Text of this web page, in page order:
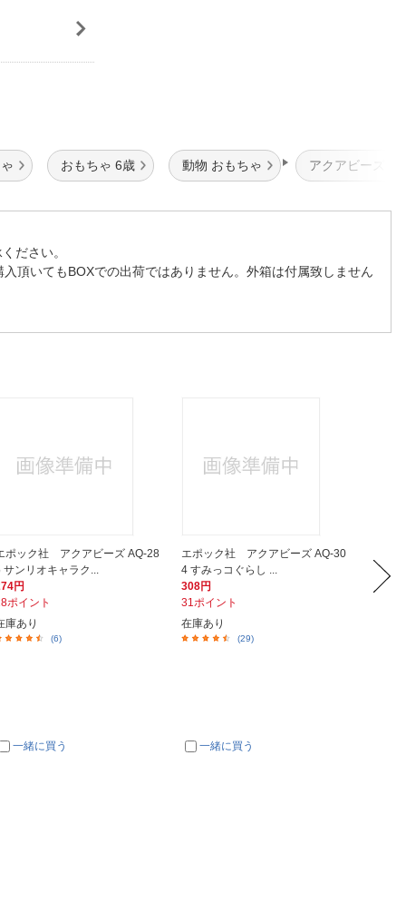
おもちゃ 6歳 動物 おもちゃ アクアビーズ エ
ださい。
頂いてもBOXでの出荷ではありません。外箱は付属致しません
ポック社 アクアビーズ AQ-28
サンリオキャラク...
円
ポイント
庫あり
(6)
一緒に買う
エポック社 アクアビーズ AQ-30
4 すみっコぐらし ...
308円
31ポイント
在庫あり
(29)
一緒に買う
0 スタ
349円